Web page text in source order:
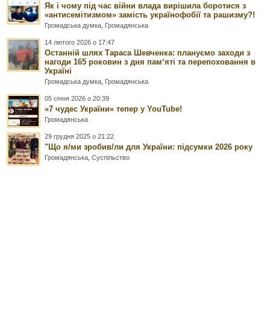
Як і чому під час війни влада вирішила боротися з
«антисемітизмом» замість українофобії та рашизму?!
Громадська думка Громадянська
14 лютого 2026 о 17:47
Останній шлях Тараса Шевченка: плануємо заходи з
нагоди 165 роковин з дня памʼяті та перепоховання в
Україні
Громадська думка Громадянська
05 січня 2026 о 20:39
«7 чудес України» тепер у YouTube!
Громадянська
29 грудня 2025 о 21:22
"Що я/ми зробив/ли для України: підсумки 2026 року
Громадянська ,Суспільство